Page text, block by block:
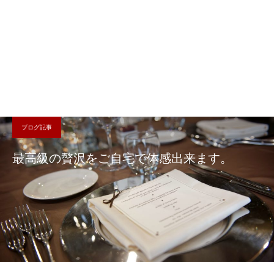
ブログ記事
最高級の贅沢をご自宅で体感出来ます。